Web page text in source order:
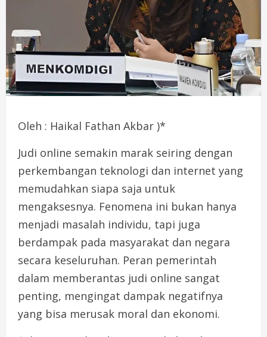
Oleh : Haikal Fathan Akbar )*
Judi online semakin marak seiring dengan
perkembangan teknologi dan internet yang
memudahkan siapa saja untuk
mengaksesnya. Fenomena ini bukan hanya
menjadi masalah individu, tapi juga
berdampak pada masyarakat dan negara
secara keseluruhan. Peran pemerintah
dalam memberantas judi online sangat
penting, mengingat dampak negatifnya
yang bisa merusak moral dan ekonomi.